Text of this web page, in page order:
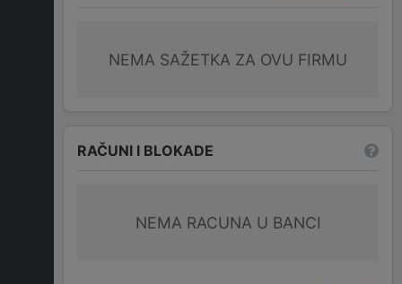
NEMA SAŽETKA ZA OVU FIRMU
RAČUNI I BLOKADE
NEMA RACUNA U BANCI